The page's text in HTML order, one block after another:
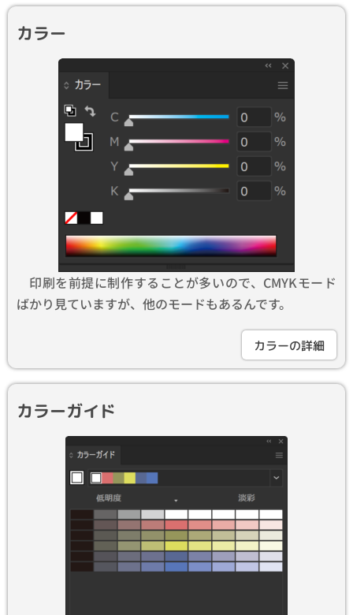
カラー
印刷を前提に制作することが多いので、CMYKモード
ばかり見ていますが、他のモードもあるんです。
カラーの詳細
カラーガイド